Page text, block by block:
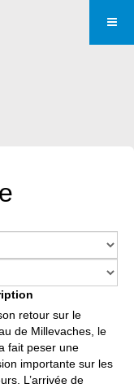
retour sur le
de Millevaches, le
fait peser une
importante sur les
L’arrivée de